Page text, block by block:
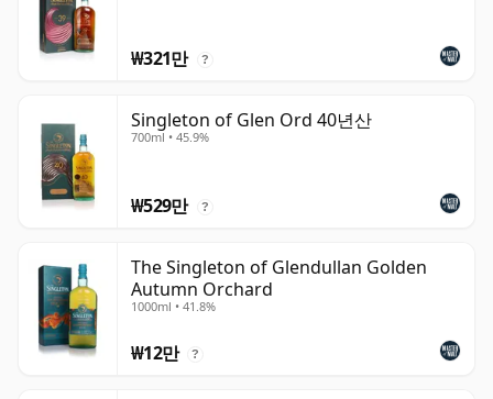
₩321만 ?
Singleton of Glen Ord 40년산
700ml • 45.9%
₩529만 ?
The Singleton of Glendullan Golden
Autumn Orchard
1000ml • 41.8%
₩12만 ?